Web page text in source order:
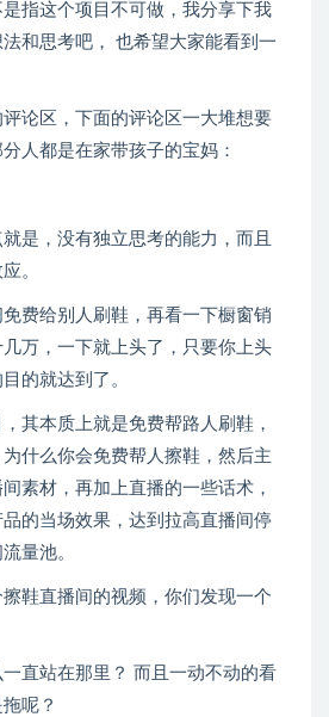
指这个项目不可做，我分享下我
和思考吧， 也希望大家能看到一
论区，下面的评论区一大堆想要
人都是在家带孩子的宝妈：
是，没有独立思考的能力，而且
。
费给别人刷鞋，再看一下橱窗销
万，一下就上头了，只要你上头
的就达到了。
其本质上就是免费帮路人刷鞋，
什么你会免费帮人擦鞋，然后主
素材，再加上直播的一些话术，
的当场效果，达到拉高直播间停
量池。
鞋直播间的视频，你们发现一个
直站在那里？ 而且一动不动的看
呢？